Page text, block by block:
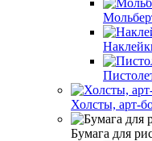
Холсты, арт-
Бумага для